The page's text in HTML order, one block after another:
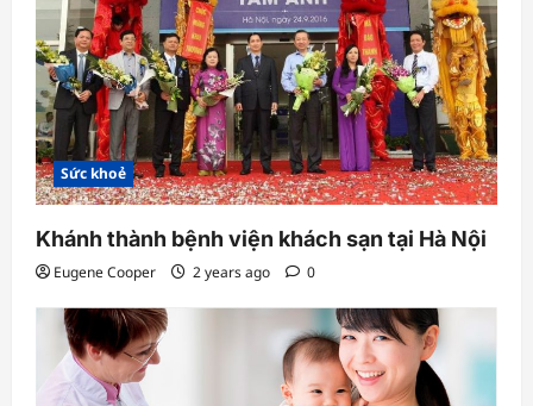
Sức khoẻ
Khánh thành bệnh viện khách sạn tại Hà Nội
Eugene Cooper 2 years ago 0